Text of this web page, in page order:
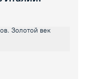
Золотой век